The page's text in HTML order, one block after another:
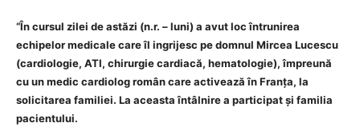
“În cursul zilei de astăzi (n.r. – luni) a avut loc întrunirea
echipelor medicale care îl ingrijesc pe domnul Mircea Lucescu
(cardiologie, ATI, chirurgie cardiacă, hematologie), împreună
cu un medic cardiolog român care activează în Franța, la
solicitarea familiei. La aceasta întâlnire a participat și familia
pacientului.